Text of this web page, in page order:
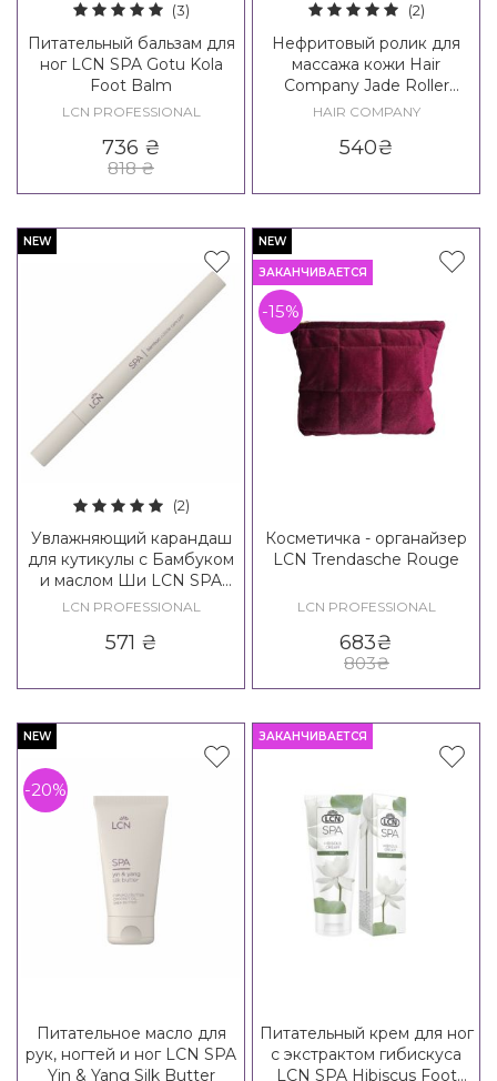
(3)
Питательный бальзам для
ног LCN SPA Gotu Kola
Foot Balm
LCN PROFESSIONAL
736 ₴
818₴
(2)
Нефритовый ролик для
массажа кожи Hair
Company Jade Roller
Beauty Routine
HAIR COMPANY
540₴
NEW
(2)
Увлажняющий карандаш
для кутикулы с Бамбуком
и маслом Ши LCN SPA
Bamboo Cuticle Care Pen
LCN PROFESSIONAL
571 ₴
NEW
ЗАКАНЧИВАЕТСЯ
-15%
Косметичка - органайзер
LCN Trendasche Rouge
LCN PROFESSIONAL
683₴
803₴
NEW
-20%
Питательное масло для
рук, ногтей и ног LCN SPA
Yin & Yang Silk Butter
ЗАКАНЧИВАЕТСЯ
Питательный крем для ног
с экстрактом гибискуса
LCN SPA Hibiscus Foot